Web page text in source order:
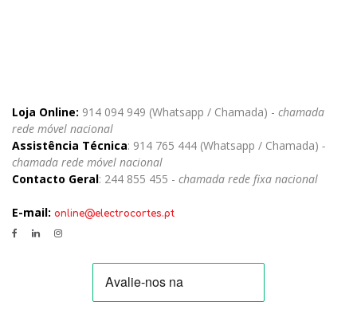
Loja Online: 914 094 949 (Whatsapp / Chamada) - chamada
rede móvel nacional
Assistência Técnica: 914 765 444 (Whatsapp / Chamada) -
chamada rede móvel nacional
Contacto Geral: 244 855 455 - chamada rede fixa nacional
E-mail: online@electrocortes.pt